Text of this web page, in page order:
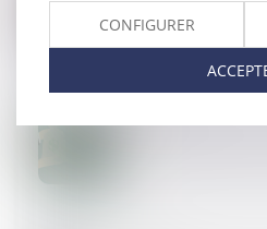
CONFIGURER